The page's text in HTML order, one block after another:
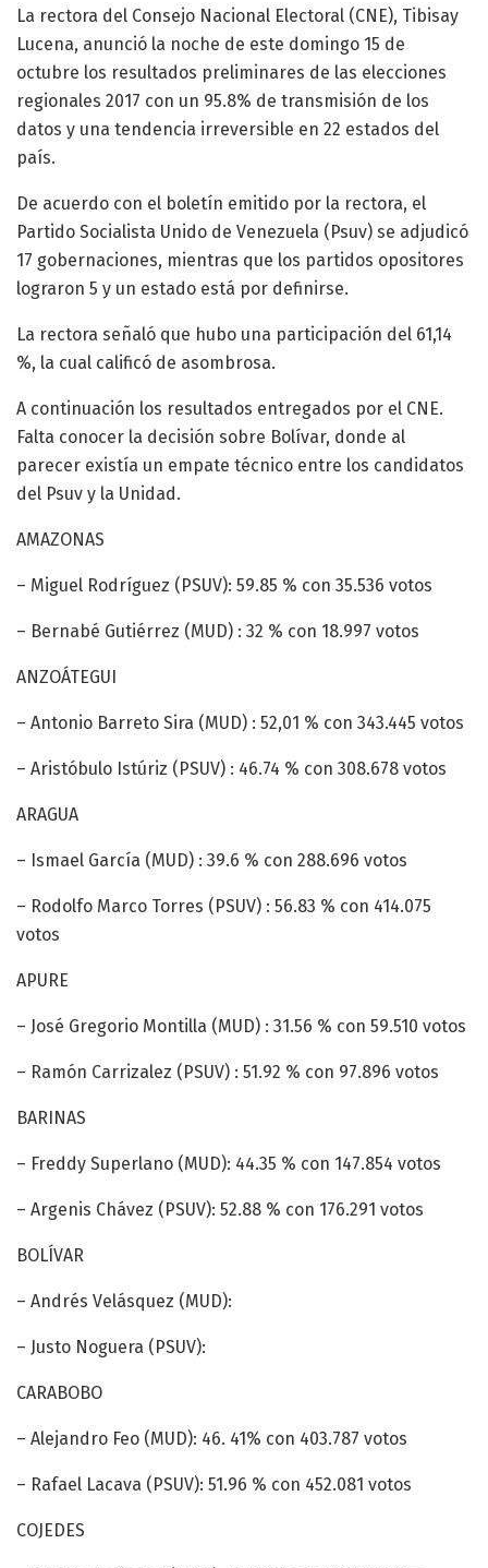
La rectora del Consejo Nacional Electoral (CNE), Tibisay
Lucena, anunció la noche de este domingo 15 de
octubre los resultados preliminares de las elecciones
regionales 2017 con un 95.8% de transmisión de los
datos y una tendencia irreversible en 22 estados del
país.
De acuerdo con el boletín emitido por la rectora, el
Partido Socialista Unido de Venezuela (Psuv) se adjudicó
17 gobernaciones, mientras que los partidos opositores
lograron 5 y un estado está por definirse.
La rectora señaló que hubo una participación del 61,14
%, la cual calificó de asombrosa.
A continuación los resultados entregados por el CNE.
Falta conocer la decisión sobre Bolívar, donde al
parecer existía un empate técnico entre los candidatos
del Psuv y la Unidad.
AMAZONAS
– Miguel Rodríguez (PSUV): 59.85 % con 35.536 votos
– Bernabé Gutiérrez (MUD) : 32 % con 18.997 votos
ANZOÁTEGUI
– Antonio Barreto Sira (MUD) : 52,01 % con 343.445 votos
– Aristóbulo Istúriz (PSUV) : 46.74 % con 308.678 votos
ARAGUA
– Ismael García (MUD) : 39.6 % con 288.696 votos
– Rodolfo Marco Torres (PSUV) : 56.83 % con 414.075
votos
APURE
– José Gregorio Montilla (MUD) : 31.56 % con 59.510 votos
– Ramón Carrizalez (PSUV) : 51.92 % con 97.896 votos
BARINAS
– Freddy Superlano (MUD): 44.35 % con 147.854 votos
– Argenis Chávez (PSUV): 52.88 % con 176.291 votos
BOLÍVAR
– Andrés Velásquez (MUD):
– Justo Noguera (PSUV):
CARABOBO
– Alejandro Feo (MUD): 46. 41% con 403.787 votos
– Rafael Lacava (PSUV): 51.96 % con 452.081 votos
COJEDES